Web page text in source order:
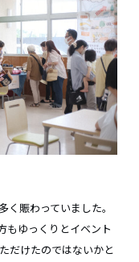
賑わっていました。
もゆっくりとイベント
だけたのではないかと